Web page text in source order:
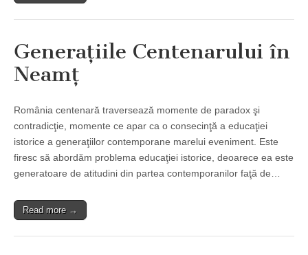
Generaţiile Centenarului în
Neamţ
România centenară traversează momente de paradox şi
contradicţie, momente ce apar ca o consecinţă a educaţiei
istorice a generaţiilor contemporane marelui eveniment. Este
firesc să abordăm problema educaţiei istorice, deoarece ea este
generatoare de atitudini din partea contemporanilor faţă de…
Read more →